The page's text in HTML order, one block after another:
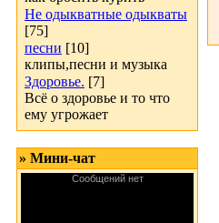
Не одыкватные одыкваты
[75]
песни [10]
клипы,песни и музыка
Здоровье. [7]
Всё о здоровье и то что
ему угрожает
» Мини-чат